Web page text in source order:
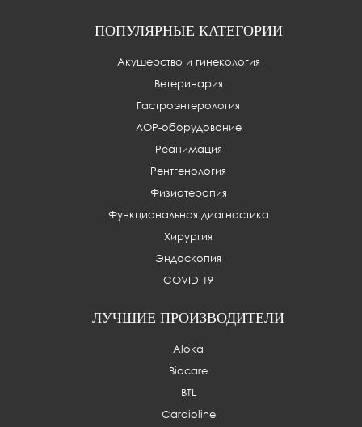
ПОПУЛЯРНЫЕ КАТЕГОРИИ
Акушерство и гинекология
Ветеринария
Гастроэнтерология
ЛОР-оборудование
Реанимация
Рентгенология
Физиотерапия
Функциональная диагностика
Хирургия
Эндоскопия
COVID-19
ЛУЧШИЕ ПРОИЗВОДИТЕЛИ
Aloka
Biocare
BTL
Cardioline